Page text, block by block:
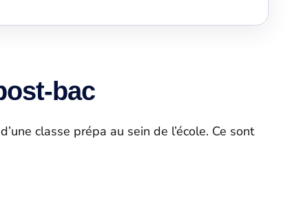
bac
classe prépa au sein de l’école. Ce sont